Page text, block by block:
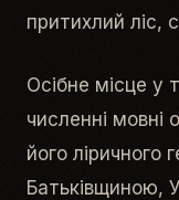
притихлий ліс,
Осібне місце у
численні мовні
його ліричного
Батьківщиною,